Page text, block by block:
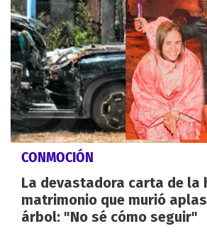
CONMOCIÓN
La devastadora carta de la
matrimonio que murió
árbol: "No sé cómo seguir"